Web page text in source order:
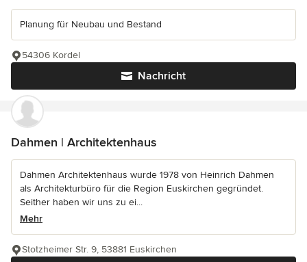
Planung für Neubau und Bestand
Nachricht
54306 Kordel
Dahmen | Architektenhaus
Dahmen Architektenhaus wurde 1978 von Heinrich Dahmen
als Architekturbüro für die Region Euskirchen gegründet.
Seither haben wir uns zu ei...
Mehr
Stotzheimer Str. 9, 53881 Euskirchen